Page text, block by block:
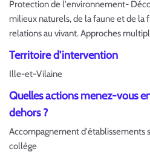
Protection de l'environnement-
milieux naturels, de la faune et de la
relations au vivant. Approches
Territoire d'intervention
Ille-et-Vilaine
Quelles actions menez-vous
dehors ?
Accompagnement d'établissements
collège